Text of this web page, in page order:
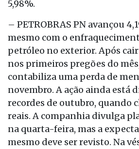
5,98%.
– PETROBRAS PN avançou
mesmo com o
petróleo no exterior. Após
nos primeiros pregões do
contabiliza uma perda de
novembro. A ação ainda está
recordes de outubro, quando
reais. A companhia divulga
na quarta-feira, mas a
mesmo deve ser revisto. Na